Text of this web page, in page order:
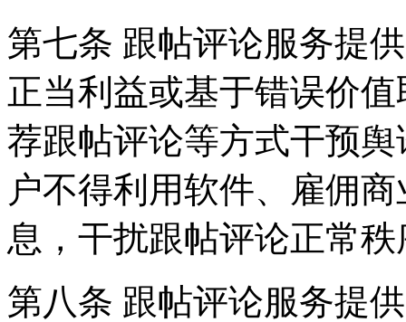
第七条 跟帖评论服务提
正当利益或基于错误价
荐跟帖评论等方式干预
户不得利用软件、雇佣
息，干扰跟帖评论正常
第八条 跟帖评论服务提